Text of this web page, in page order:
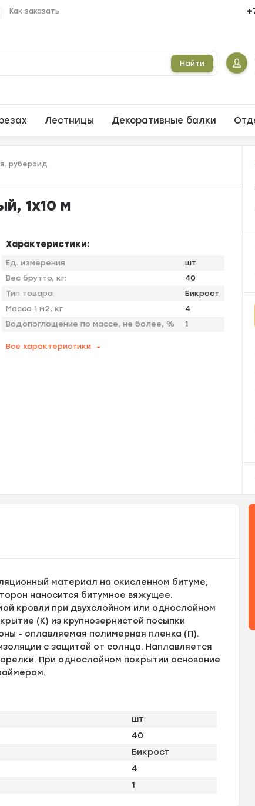
Как заказать
Найти
Лестницы Декоративные балки
рубероид
1х10 м
Характеристики:
Ед. измерения
шт
Вес брутто, кг:
40
Тип товара
Бикрост
Масса 1 м2, кг
4
Водопоглощение по массе, не более, %
1
Все характеристики
материал на окисленном битуме,
наносится битумное вяжущее.
кровли при двухслойном или однослойном
(К) из крупнозернистой посыпки
- оплавляемая полимерная пленка (П).
с защитой от солнца. Наплавляется
При однослойном покрытии основание
шт
40
Бикрост
4
1